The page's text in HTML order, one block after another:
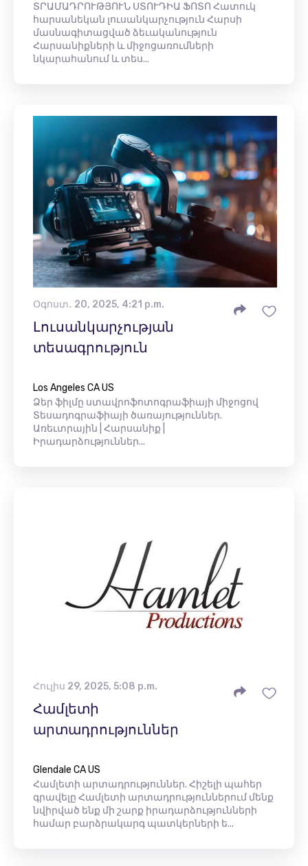
ՏՐԱՄԱԴՐՈՒԹՅՈՒՆ ՍՏՈՒԴԻԱ ՖՈՏՈ Հատուկ
հարսանեկան լուսանկարչություն Հարսի
մասնագիտացված ձեւականություն
Հարսանիքների և միջոցառումների
նկարահանում և տես...
Օգոստ․ 20, 2025, 4:21 p.m.
Լուսանկարչության
տեսագրություն
Los Angeles CA US
Ձեր ֆիլմը ստավրոֆոտոգրաֆիայի միջոցով
Տեսադոգրաֆիայի ծառայություններ.
Առեւտրային | Հարսանիք |
Իրադարձություններ...
Հուլիս 29, 2025, 5:08 p.m.
Համլետի
արտադրություններ
Glendale CA US
Համլետի արտադրություններ. Հիշելի պահեր
գրավելը Համլետի արտադրություններում մենք
նվիրված ենք մի շարք իրադարձությունների
համար բարձրակարգ պատկերների ե...